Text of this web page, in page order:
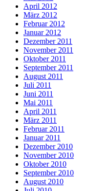
April 2012
März 2012
Februar 2012
Januar 2012
Dezember 2011
November 2011
Oktober 2011
September 2011
August 2011
Juli 2011
Juni 2011
Mai 2011
April 2011
März 2011
Februar 2011
Januar 2011
Dezember 2010
November 2010
Oktober 2010
September 2010
August 2010